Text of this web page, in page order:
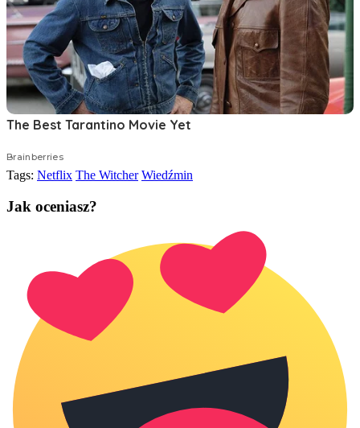
Tags: Netflix The Witcher Wiedźmin
Jak oceniasz?